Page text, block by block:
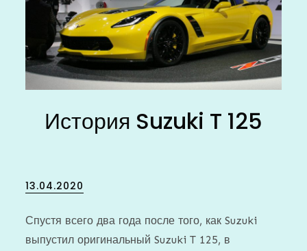
История Suzuki T 125
Posted
13.04.2020
Спустя всего два года после того, как Suzuki
выпустил оригинальный Suzuki T 125, в